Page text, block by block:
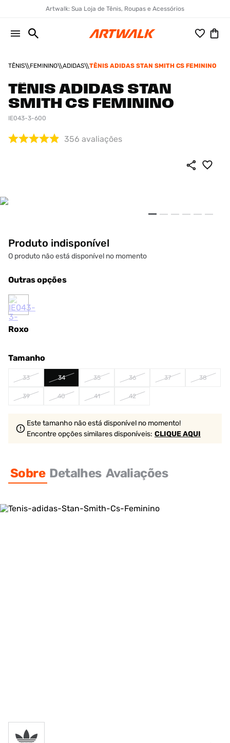
Artwalk: Sua Loja de Tênis, Roupas e Acessórios
TÊNIS FEMININO ADIDAS TÊNIS ADIDAS STAN SMITH CS FEMININO
TÊNIS ADIDAS STAN
SMITH CS FEMININO
IE043-3-600
356 avaliações
Produto indisponível
O produto não está disponível no momento
Outras opções
Roxo
Tamanho
33 34 35 36 37 38
39 40 41 42
Este tamanho não está disponível no momento!
Encontre opções similaresdisponíveis: CLIQUE AQUI
Sobre Detalhes Avaliações